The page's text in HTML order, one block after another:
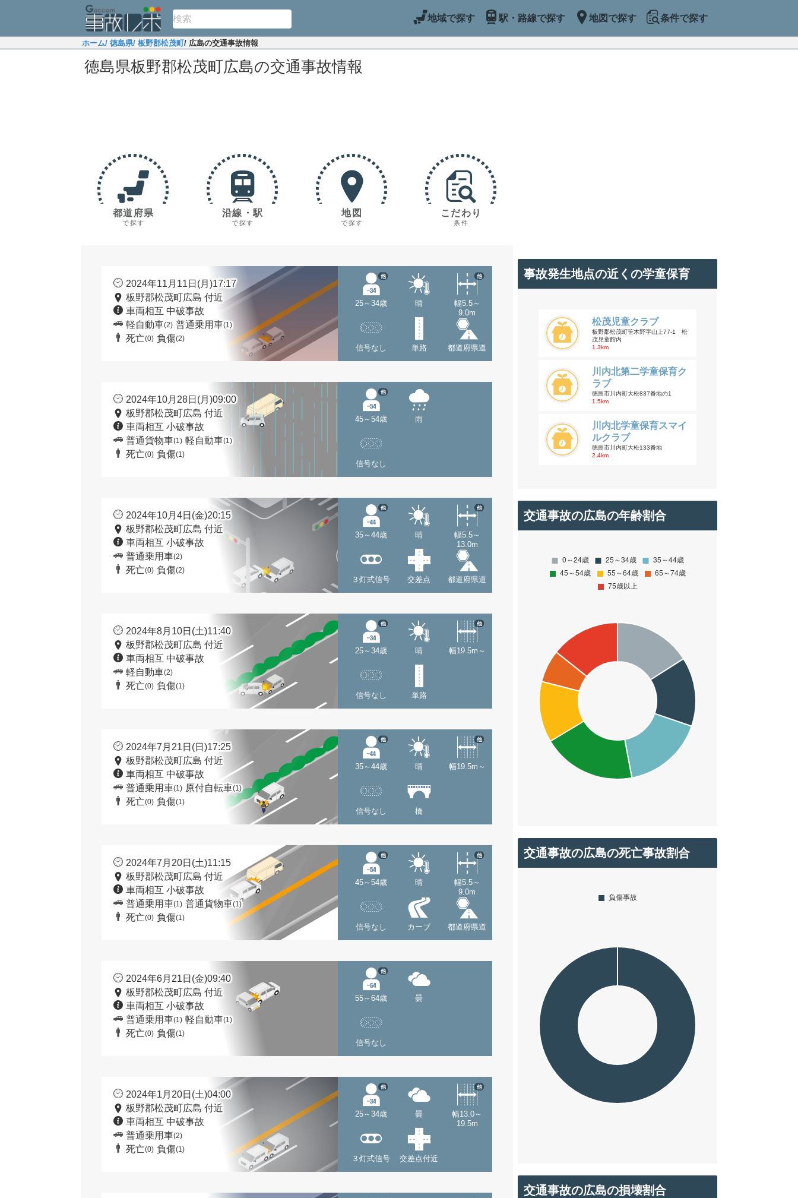
地域で探す 駅・路線で探す 地図で探す 条件で探す
ホーム/ 徳島県/ 板野郡松茂町/ 広島の交通事故情報
徳島県板野郡松茂町広島の交通事故情報
都道府県
で探す
沿線・駅
で探す
地図
で探す
こだわり
条件
2024年11月11日(月)17:17
板野郡松茂町広島 付近
車両相互 中破事故
軽自動車(2) 普通乗用車(1)
死亡(0) 負傷(2)
25～34歳
他
晴
幅5.5～
9.0m
他
信号なし 単路 都道府県道
2024年10月28日(月)09:00
板野郡松茂町広島 付近
車両相互 小破事故
普通貨物車(1) 軽自動車(1)
死亡(0) 負傷(1)
45～54歳
他
雨
信号なし
2024年10月4日(金)20:15
板野郡松茂町広島 付近
車両相互 小破事故
普通乗用車(2)
死亡(0) 負傷(2)
35～44歳
他
晴
幅5.5～
13.0m
他
３灯式信号 交差点 都道府県道
2024年8月10日(土)11:40
板野郡松茂町広島 付近
車両相互 中破事故
軽自動車(2)
死亡(0) 負傷(1)
25～34歳
他
晴 幅19.5m～
他
信号なし 単路
2024年7月21日(日)17:25
板野郡松茂町広島 付近
車両相互 中破事故
普通乗用車(1) 原付自転車(1)
死亡(0) 負傷(1)
35～44歳
他
晴 幅19.5m～
他
信号なし 橋
2024年7月20日(土)11:15
板野郡松茂町広島 付近
車両相互 小破事故
普通乗用車(1) 普通貨物車(1)
死亡(0) 負傷(1)
45～54歳
他
晴
幅5.5～
9.0m
他
信号なし カーブ 都道府県道
2024年6月21日(金)09:40
板野郡松茂町広島 付近
車両相互 小破事故
普通乗用車(1) 軽自動車(1)
死亡(0) 負傷(1)
55～64歳
他
曇
信号なし
2024年1月20日(土)04:00
板野郡松茂町広島 付近
車両相互 中破事故
普通乗用車(2)
死亡(0) 負傷(1)
25～34歳
他
曇
幅13.0～
19.5m
他
３灯式信号 交差点付近
事故発生地点の近くの学童保育
松茂児童クラブ
板野郡松茂町笹木野字山上77-1 松
茂児童館内
1.3km
川内北第二学童保育ク
ラブ
徳島市川内町大松837番地の1
1.5km
川内北学童保育スマイ
ルクラブ
徳島市川内町大松133番地
2.4km
交通事故の広島の年齢割合
交通事故の広島の死亡事故割合
交通事故の広島の損壊割合